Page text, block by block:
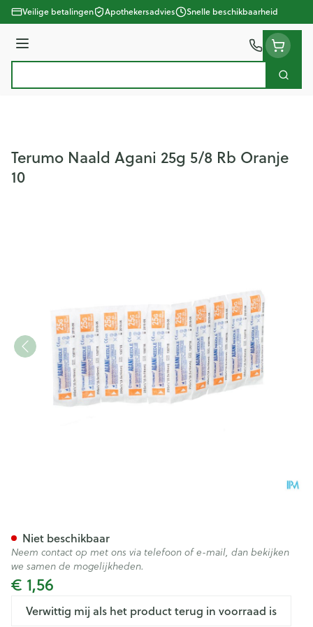
Ga naar de inhoud
Veilige betalingen Apothekersadvies Snelle beschikbaarheid
Menu
Zoek
Terumo Naald Agani 25g 5/8 Rb Oranje
10
€ 1,56
Verwittig mij als het product terug in voorraad is
Niet beschikbaar
Neem contact op met ons via telefoon of e-mail, dan bekijken
we samen de mogelijkheden.